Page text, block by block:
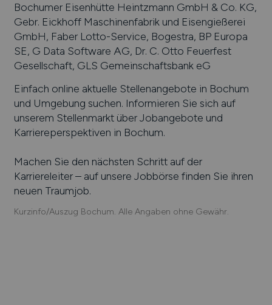
Bochumer Eisenhütte Heintzmann GmbH & Co. KG,
Gebr. Eickhoff Maschinenfabrik und Eisengießerei
GmbH, Faber Lotto-Service, Bogestra, BP Europa
SE, G Data Software AG, Dr. C. Otto Feuerfest
Gesellschaft, GLS Gemeinschaftsbank eG
Einfach online aktuelle Stellenangebote in Bochum
und Umgebung suchen. Informieren Sie sich auf
unserem Stellenmarkt über Jobangebote und
Karriereperspektiven in Bochum.
Machen Sie den nächsten Schritt auf der
Karriereleiter – auf unsere Jobbörse finden Sie ihren
neuen Traumjob.
Kurzinfo/Auszug Bochum. Alle Angaben ohne Gewähr.